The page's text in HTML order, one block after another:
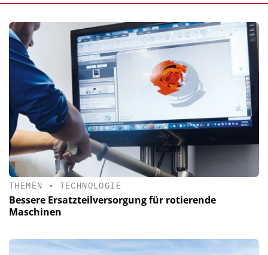
THEMEN • TECHNOLOGIE
Bessere Ersatzteilversorgung für rotierende
Maschinen